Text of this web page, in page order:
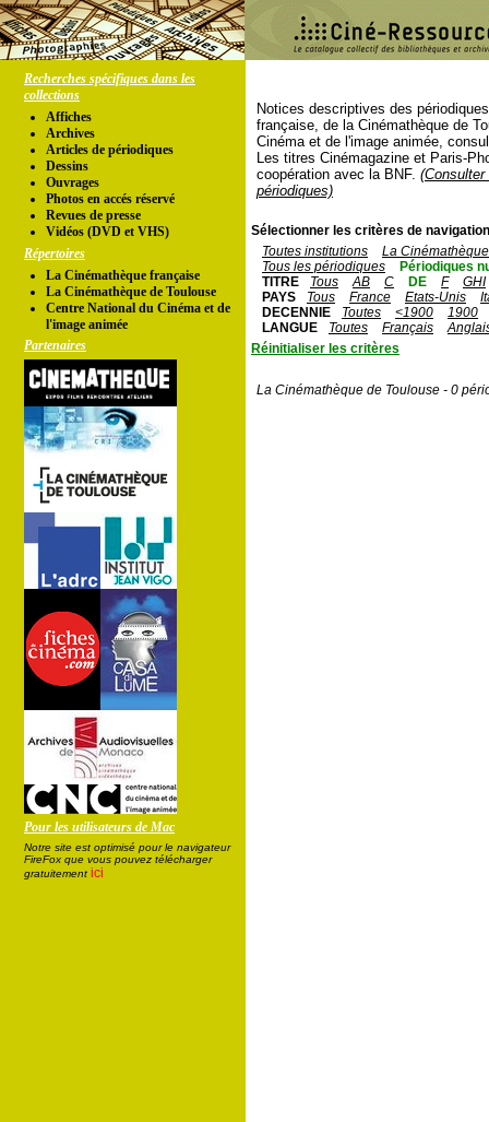
Recherches spécifiques dans les
collections
Affiches
Archives
Articles de périodiques
Dessins
Ouvrages
Photos en accés réservé
Revues de presse
Vidéos (DVD et VHS)
Répertoires
La Cinémathèque française
La Cinémathèque de Toulouse
Centre National du Cinéma et de
l'image animée
Partenaires
Pour les utilisateurs de Mac
Notre site est optimisé pour le navigateur
FireFox que vous pouvez télécharger
gratuitement ici
Notices descriptives des
française, de la Cinémathèque de
Cinéma et de l'image animée,
Les titres Cinémagazine et Paris-
coopération avec la BNF.
périodiques)
Sélectionner les critères de
Toutes institutions
La
Tous les périodiques
Périodiques
TITRE
Tous AB C DE F
GHI
PAYS
Tous France Etats-Unis
DECENNIE
Toutes <1900
1900
LANGUE
Toutes Français
Réinitialiser les critères
La Cinémathèque de Toulouse - 0